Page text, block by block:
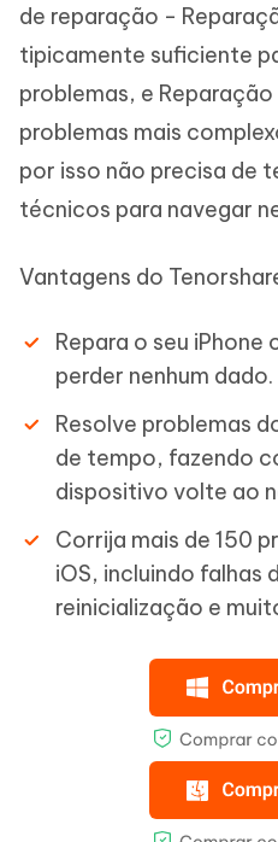
de reparação -
tipicamente suficiente
problemas, e
problemas mais
por isso não precisa de
técnicos para navegar
Vantagens do
Repara o seu iPhone
perder nenhum dado.
Resolve problemas
de tempo, fazendo
dispositivo volte ao
Corrija mais de 150
iOS, incluindo falhas
reinicialização e